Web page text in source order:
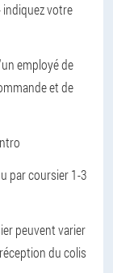
indiquez votre
employé de
et de
par coursier 1-3
peuvent varier
du colis